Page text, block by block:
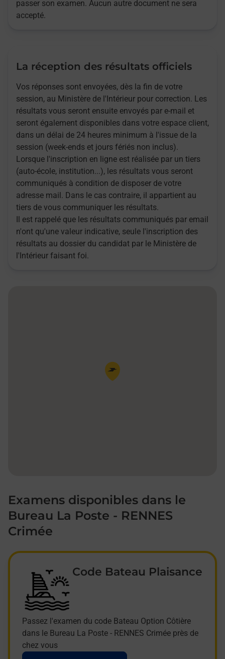
passer son examen. Aucun autre document ne sera
accepté.
La réception des résultats officiels
Vos réponses sont envoyées, dès la fin de votre
session, au Ministère de l'Intérieur pour correction. Les
résultats vous seront ensuite envoyés par e-mail et
seront également disponibles dans votre espace client,
dans un délai de 24 heures minimum à l'issue de la
session (week-ends et jours fériés non inclus).
Lorsque l'inscription en ligne est réalisée par un tiers
(auto-école, institution...), les résultats vous seront
communiqués à condition de disposer de votre
adresse mail. Dans le cas contraire, il appartient au
tiers de vous communiquer les résultats.
Il est rappelé que les résultats communiqués par email
n'ont qu'une valeur indicative, seule l'inscription des
résultats au dossier du candidat par le Ministère de
l'Intérieur faisant foi.
Pin de la carte
Examens disponibles dans le
Bureau La Poste - RENNES
Crimée
Code Bateau Plaisance
Passez l'examen du code Bateau Option Côtière
dans le Bureau La Poste - RENNES Crimée près de
chez vous